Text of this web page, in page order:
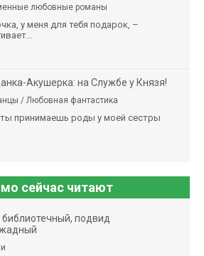
любовные романы
у меня для тебя подарок, –
Акушерка: на Службе у Князя!
/ Любовная фантастика
принимаешь роды у моей сестры
сейчас читают
библиотечный, подвид